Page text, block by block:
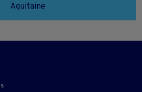
Aquitaine